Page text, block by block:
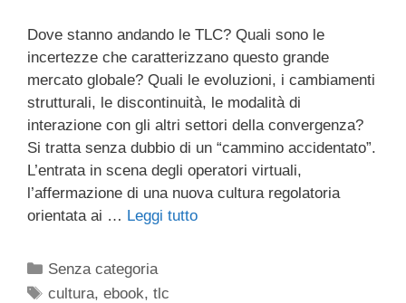
Dove stanno andando le TLC? Quali sono le
incertezze che caratterizzano questo grande
mercato globale? Quali le evoluzioni, i cambiamenti
strutturali, le discontinuità, le modalità di
interazione con gli altri settori della convergenza?
Si tratta senza dubbio di un “cammino accidentato”.
L’entrata in scena degli operatori virtuali,
l’affermazione di una nuova cultura regolatoria
orientata ai … Leggi tutto
Categorie
Senza categoria
Tag
cultura,ebook,tlc